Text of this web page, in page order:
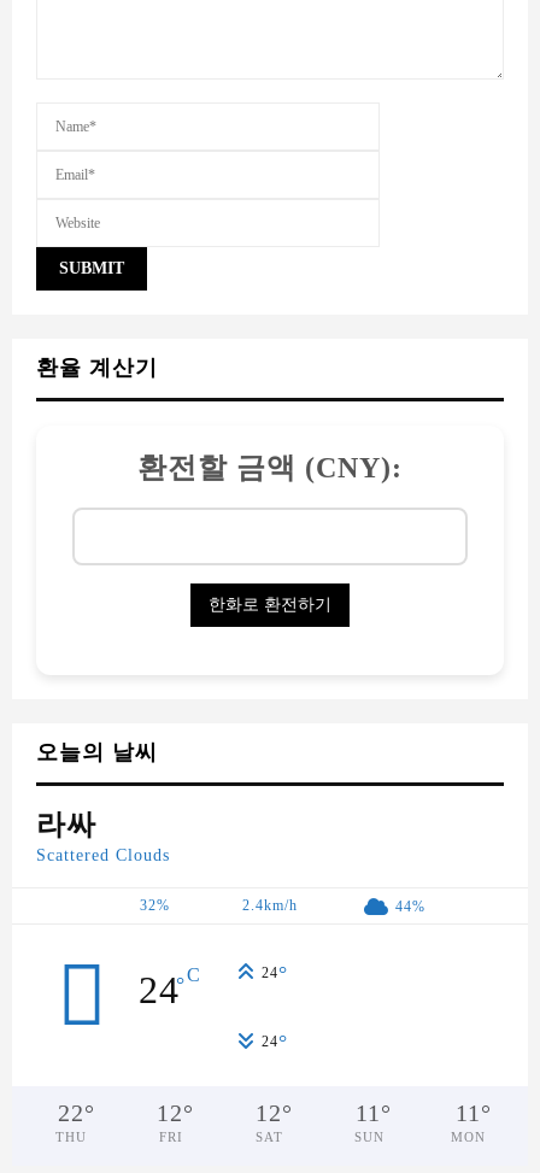
환율 계산기
환전할 금액 (CNY):
오늘의 날씨
라싸
Scattered Clouds
32% 2.4km/h 44%
24°C 24°
24°
22°
THU
12°
FRI
12°
SAT
11 °
SUN
11 °
MON